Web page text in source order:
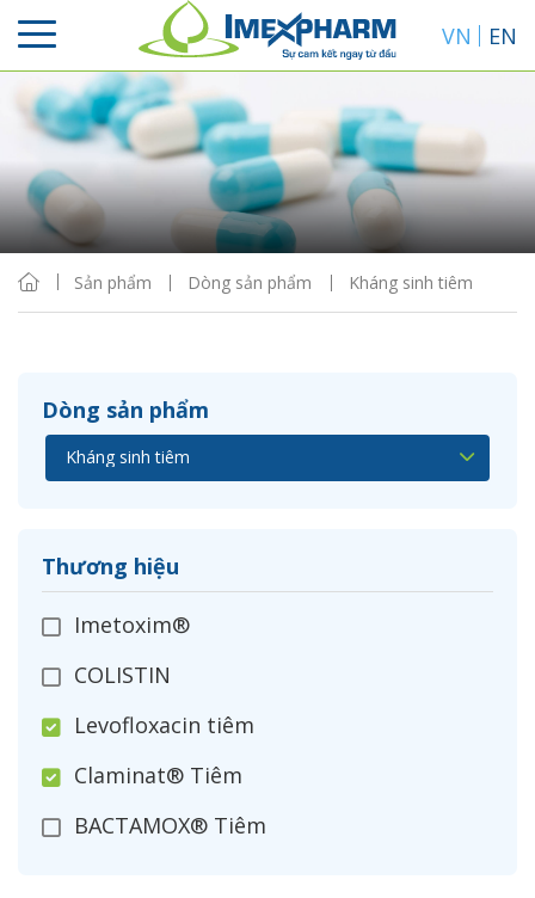
VN EN
Sản phẩm Dòng sản phẩm Kháng sinh tiêm
Dòng sản phẩm
Thương hiệu
Imetoxim®
COLISTIN
Levofloxacin tiêm
Claminat® Tiêm
BACTAMOX® Tiêm
Sắp xếp
Hiển thị